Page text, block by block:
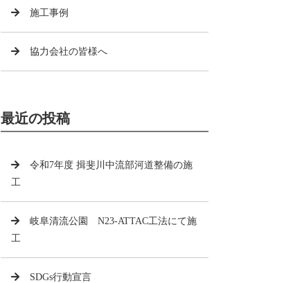
施工事例
協力会社の皆様へ
最近の投稿
令和7年度 揖斐川中流部河道整備の施
工
岐阜清流公園 N23-ATTAC工法にて施
工
SDGs行動宣言